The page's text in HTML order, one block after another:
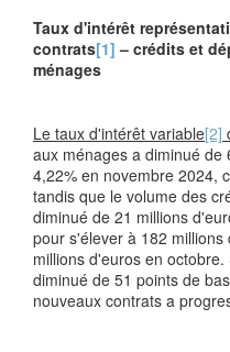
Taux d'intérêt
contrats[1] – crédits et
ménages
Le taux d'intérêt variable[2]
aux ménages a diminué
4,22% en novembre 2024,
tandis que le volume des
diminué de 21 millions
pour s'élever à 182
millions d'euros en
diminué de 51 points de
nouveaux contrats a